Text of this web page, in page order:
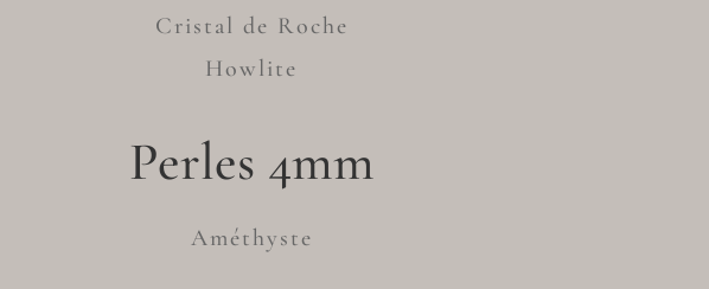
Cristal de Roche
Howlite
Perles 4mm
Améthyste